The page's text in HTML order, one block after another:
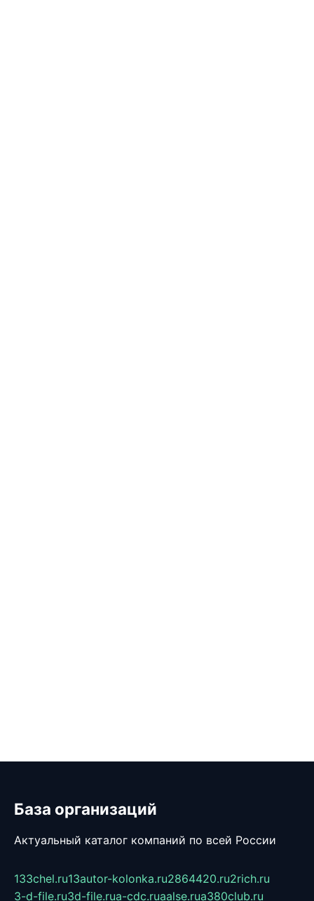
База организаций
Актуальный каталог компаний по всей России
133chel.ru13autor-kolonka.ru2864420.ru2rich.ru
3-d-file.ru3d-file.rua-cdc.ruaalse.rua380club.ru